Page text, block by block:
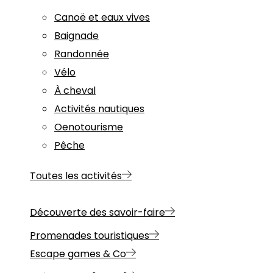
Canoë et eaux vives
Baignade
Randonnée
Vélo
À cheval
Activités nautiques
Oenotourisme
Pêche
Toutes les activités
Découverte des savoir-faire
Promenades touristiques
Escape games & Co